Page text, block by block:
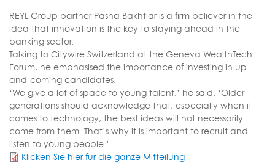
REYL Group partner Pasha Bakhtiar is a firm believer in the
idea that innovation is the key to staying ahead in the
banking sector.
Talking to Citywire Switzerland at the Geneva WealthTech
Forum, he emphasised the importance of investing in up-
and-coming candidates.
‘We give a lot of space to young talent,’ he said. ‘Older
generations should acknowledge that, especially when it
comes to technology, the best ideas will not necessarily
come from them. That’s why it is important to recruit and
listen to young people.’
Klicken Sie hier für die ganze Mitteilung